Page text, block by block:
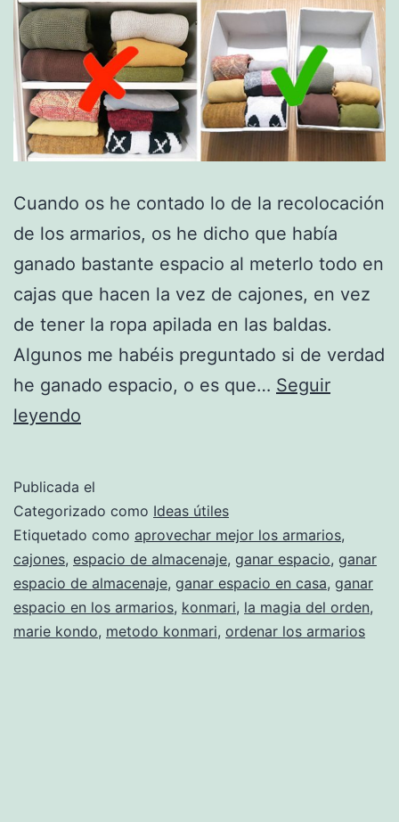
Cuando os he contado lo de la recolocación
de los armarios, os he dicho que había
ganado bastante espacio al meterlo todo en
cajas que hacen la vez de cajones, en vez
de tener la ropa apilada en las baldas.
Algunos me habéis preguntado si de verdad
he ganado espacio, o es que… Seguir
leyendo
almacenaje
Publicada el
Categorizado como Ideas útiles
Etiquetado como aprovechar mejor los armarios,
cajones, espacio de almacenaje, ganar espacio, ganar
espacio de almacenaje, ganar espacio en casa, ganar
espacio en los armarios, konmari, la magia del orden,
marie kondo, metodo konmari, ordenar los armarios